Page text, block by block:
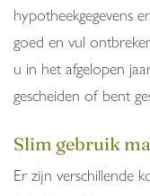
hypotheekgegevens
goed en vul
u in het afgelopen
gescheiden of bent
Slim gebruik
Er zijn verschillende